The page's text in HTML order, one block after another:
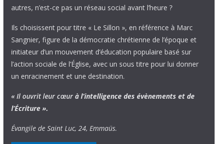
autres, n’est-ce pas un réseau social avant l’heure ?
Ils choisissent pour titre « Le Sillon », en référence à Marc
Sangnier, figure de la démocratie chrétienne de l’époque et
initiateur d’un mouvement d’éducation populaire basé sur
l’action sociale de l’Église, avec un sous titre pour lui donner
un enracinement et une destination.
« Il ouvrit leur cœur à l’intelligence des évènements et de
l’Écriture ».
Évangile de Saint Luc, 24, Emmaüs.